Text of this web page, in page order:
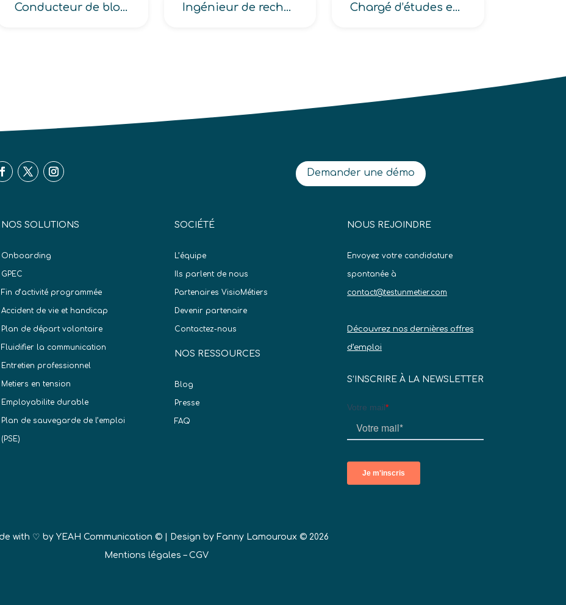
Conducteur de bloc nucléaire, de production d’énergie sur chaudière industrielle Ingénieur de recherche en Hygiène, Sécurité et Environnement en industrie Chargé d’études en sciences humaines
Demander une démo
NOS SOLUTIONS
Onboarding
GPEC
Fin d’activité programmée
Accident de vie et handicap
Plan de départ volontaire
Fluidifier la communication
Entretien professionnel
Metiers en tension
Employabilite durable
Plan de sauvegarde de l’emploi
(PSE)
SOCIÉTÉ
L’équipe
Ils parlent de nous
Partenaires VisioMétiers
Devenir partenaire
Contactez-nous
NOS RESSOURCES
Blog
Presse
FAQ
NOUS REJOINDRE
Envoyez votre candidature
spontanée à
contact@testunmetier.com
Découvrez nos dernières offres
d’emploi
S’INSCRIRE À LA NEWSLETTER
with ♡ by YEAH Communication ©| Design by Fanny Lamouroux © 2026
Mentions légales – CGV